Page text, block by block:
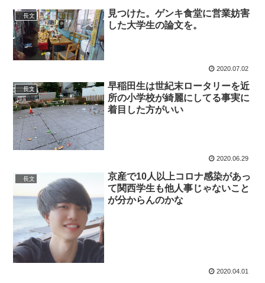
長文
見つけた。ゲンキ食堂に営業妨害
した大学生の論文を。
2020.07.02
長文
早稲田生は世紀末ロータリーを近
所の小学校が綺麗にしてる事実に
着目した方がいい
2020.06.29
長文
京産で10人以上コロナ感染があっ
て関西学生も他人事じゃないこと
が分からんのかな
2020.04.01